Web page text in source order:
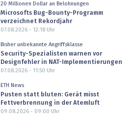
20 Millionen Dollar an Belohnungen
Microsofts Bug-Bounty-Programm
verzeichnet Rekordjahr
07.08.2026 - 12:18Uhr
Bisher unbekannte Angriffsklasse
Security-Spezialisten warnen vor
Designfehler in NAT-Implementierungen
07.08.2026 - 11:50 Uhr
ETH News
Pusten statt bluten: Gerät misst
Fettverbrennung in der Atemluft
09.08.2026 - 09:00 Uhr